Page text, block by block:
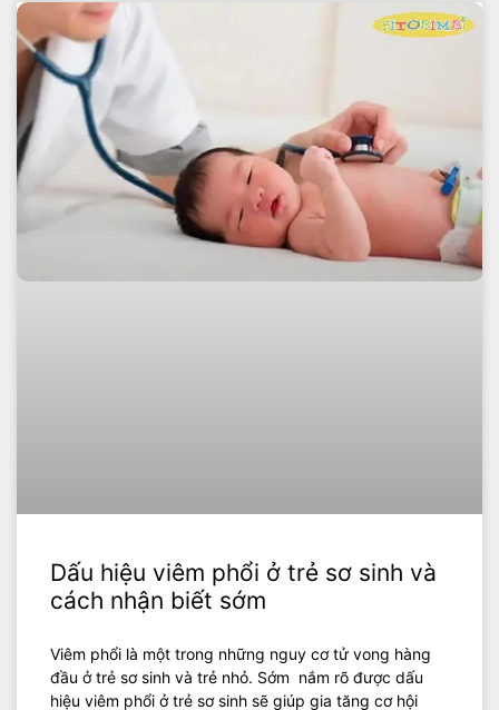
Dấu hiệu viêm phổi ở trẻ sơ sinh và
cách nhận biết sớm
Viêm phổi là một trong những nguy cơ tử vong hàng
đầu ở trẻ sơ sinh và trẻ nhỏ. Sớm nắm rõ được dấu
hiệu viêm phổi ở trẻ sơ sinh sẽ giúp gia tăng cơ hội